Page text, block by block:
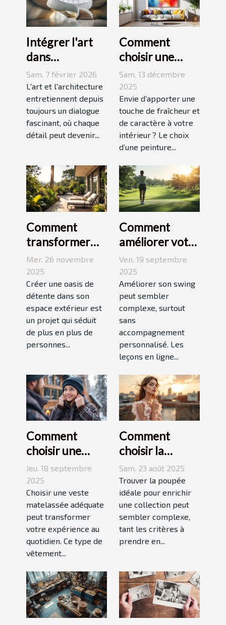
Intégrer l'art
dans
l'architecture :
escaliers
comme moyen
d'expression
Sam. 7 février 2026
L'art et l'architecture
entretiennent depuis
toujours un dialogue
fascinant, où chaque
détail peut devenir...
Comment
choisir une
peinture
moderne pour
dynamiser
votre espace ?
Sam. 13 décembre
2025
Envie d’apporter une
touche de fraîcheur et
de caractère à votre
intérieur ? Le choix
d’une peinture...
Comment
transformer
votre espace
extérieur en
oasis de
détente ?
Mer. 26 novembre
2025
Créer une oasis de
détente dans son
espace extérieur est
un projet qui séduit
de plus en plus de
personnes...
Comment
améliorer votre
swing avec des
leçons en ligne
Ven. 19 septembre
2025
Améliorer son swing
peut sembler
complexe, surtout
sans
accompagnement
personnalisé. Les
leçons en ligne...
Comment
choisir une
veste
matelassée
adaptée à votre
style de vie ?
Jeu. 18 septembre
2025
Choisir une veste
matelassée adéquate
peut transformer
votre expérience au
quotidien. Ce type de
vêtement...
Comment
choisir la
poupée
parfaite pour
votre collection
unique ?
Sam. 23 août 2025
Trouver la poupée
idéale pour enrichir
une collection peut
sembler complexe,
tant les critères à
prendre en...